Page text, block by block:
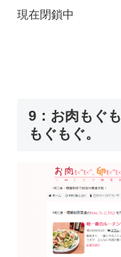
現在閉鎖中
9：お肉もぐ
もぐもぐ。